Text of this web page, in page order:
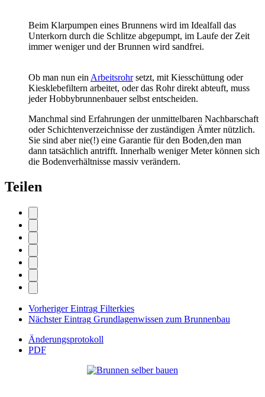
Beim Klarpumpen eines Brunnens wird im Idealfall das
Unterkorn durch die Schlitze abgepumpt, im Laufe der Zeit
immer weniger und der Brunnen wird sandfrei.
Ob man nun ein Arbeitsrohrsetzt, mit Kiesschüttung oder
Kiesklebefiltern arbeitet, oder das Rohr direkt abteuft, muss
jeder Hobbybrunnenbauer selbst entscheiden.
Manchmal sind Erfahrungen der unmittelbaren Nachbarschaft
oder Schichtenverzeichnisse der zuständigen Ämter nützlich.
Sie sind aber nie(!) eine Garantie für den Boden,den man
dann tatsächlich antrifft. Innerhalb weniger Meter können sich
die Bodenverhältnisse massiv verändern.
Teilen
Vorheriger Eintrag Filterkies
Nächster Eintrag Grundlagenwissen zum Brunnenbau
Änderungsprotokoll
PDF